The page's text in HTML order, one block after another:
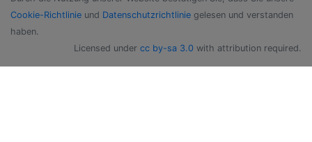
Cookie-Richtlinie und Datenschutzrichtlinie gelesen und verstanden
haben.
Licensed under cc by-sa 3.0 with attribution required.